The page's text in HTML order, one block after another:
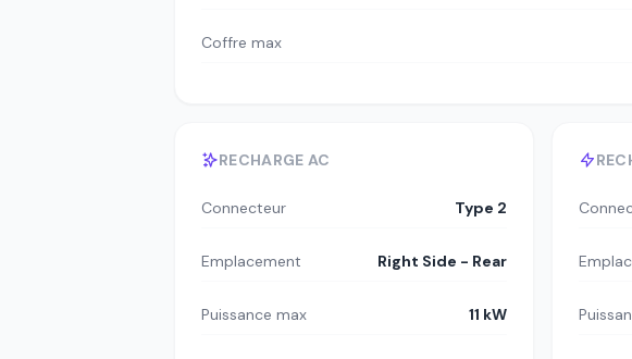
Coffre max
RECHARGE AC
Connecteur Type 2
Emplacement Right Side - Rear
Puissance max 11 kW